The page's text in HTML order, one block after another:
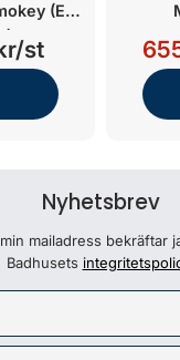
(Ek
st
Nyhetsbrev
mailadress bekräftar
Badhusets